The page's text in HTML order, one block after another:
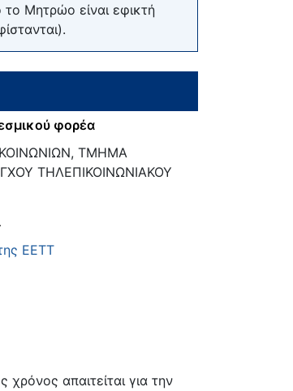
Μητρώο είναι εφικτή
φορέα
ΤΜΗΜΑ
ΤΗΛΕΠΙΚΟΙΝΩΝΙΑΚΟΥ
ΕΕΤΤ
απαιτείται για την